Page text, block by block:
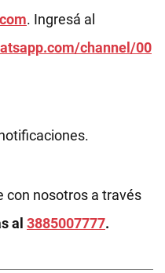
. Ingresá al
channel/00
con nosotros a través
al 3885007777.